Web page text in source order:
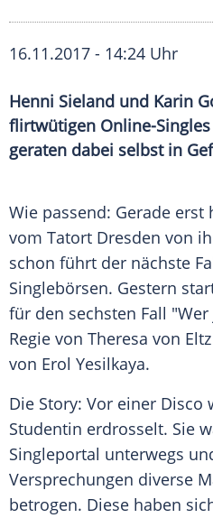
16.11.2017 - 14:24 Uhr
Henni Sieland und Karin
flirtwütigen Online-
geraten dabei selbst in
Wie passend: Gerade erst
vom Tatort Dresden von
schon führt der nächste
Singlebörsen. Gestern
für den sechsten Fall
Regie von Theresa von
von Erol Yesilkaya.
Die Story: Vor einer Disco
Studentin erdrosselt. Sie
Singleportal unterwegs
Versprechungen diverse
betrogen. Diese haben